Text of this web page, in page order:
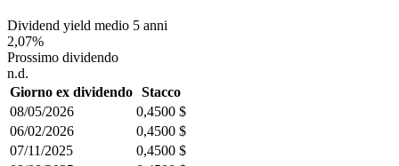
Dividend yield medio 5 anni
2,07%
Prossimo dividendo
n.d.
Giorno ex dividendo Stacco
08/05/2026
0,4500 $
06/02/2026
0,4500 $
07/11/2025
0,4500 $